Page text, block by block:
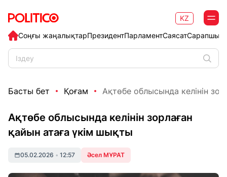
Соңғы жаңалықтарПрезидентПарламентСаясат
KZ
Басты бет Қоғам Ақтөбе облысында келінін
Ақтөбе облысында келінін зорлаған
қайын атаға үкім шықты
05.02.2026 • 12:57 Әсел МҰРАТ